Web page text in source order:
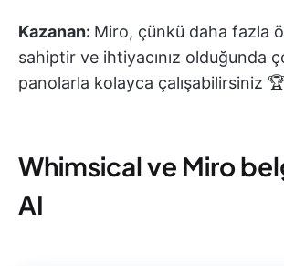
Kazanan: Miro, çünkü daha fazla
sahiptir ve ihtiyacınız olduğunda
panolarla kolayca çalışabilirsiniz 🏆
Whimsical ve Miro
AI